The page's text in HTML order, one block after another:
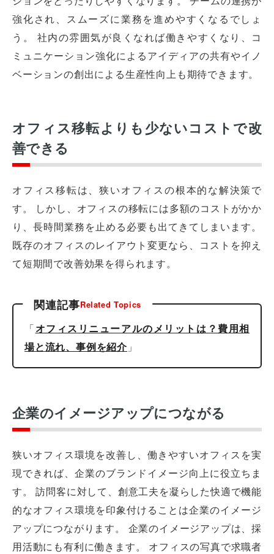
強化され、スムーズに業務を進めやすくなるでしょ
う。 社内の雰囲気が良くなれば働きやすくなり、コ
ミュニケーション強化によるアイディアの共有やイノ
ベーションの創出による生産性向上も期待できます。
オフィス移転よりも少ないコストで改
善できる
オフィス移転は、狭いオフィスの根本的な解決策で
す。 しかし、オフィスの移転には多額のコストがかか
り、長時間業務を止める必要も出てきてしまいます。
既存のオフィスのレイアウト変更なら、コストを抑え
て短期間で改善効果を得られます。
関連記事Related Topics
「オフィスリニューアルのメリットは？費用相
場と流れ、事例を紹介 」
企業のイメージアップにつながる
狭いオフィス環境を改善し、働きやすいオフィスを実
現できれば、企業のブランドイメージ向上に役立ちま
す。 訪問客に対して、創意工夫を凝らした快適で機能
的なオフィス環境を印象付けることは企業のイメージ
アップにつながります。 企業のイメージアップは、採
用活動にも有利に働きます。 オフィスの写真で求職者